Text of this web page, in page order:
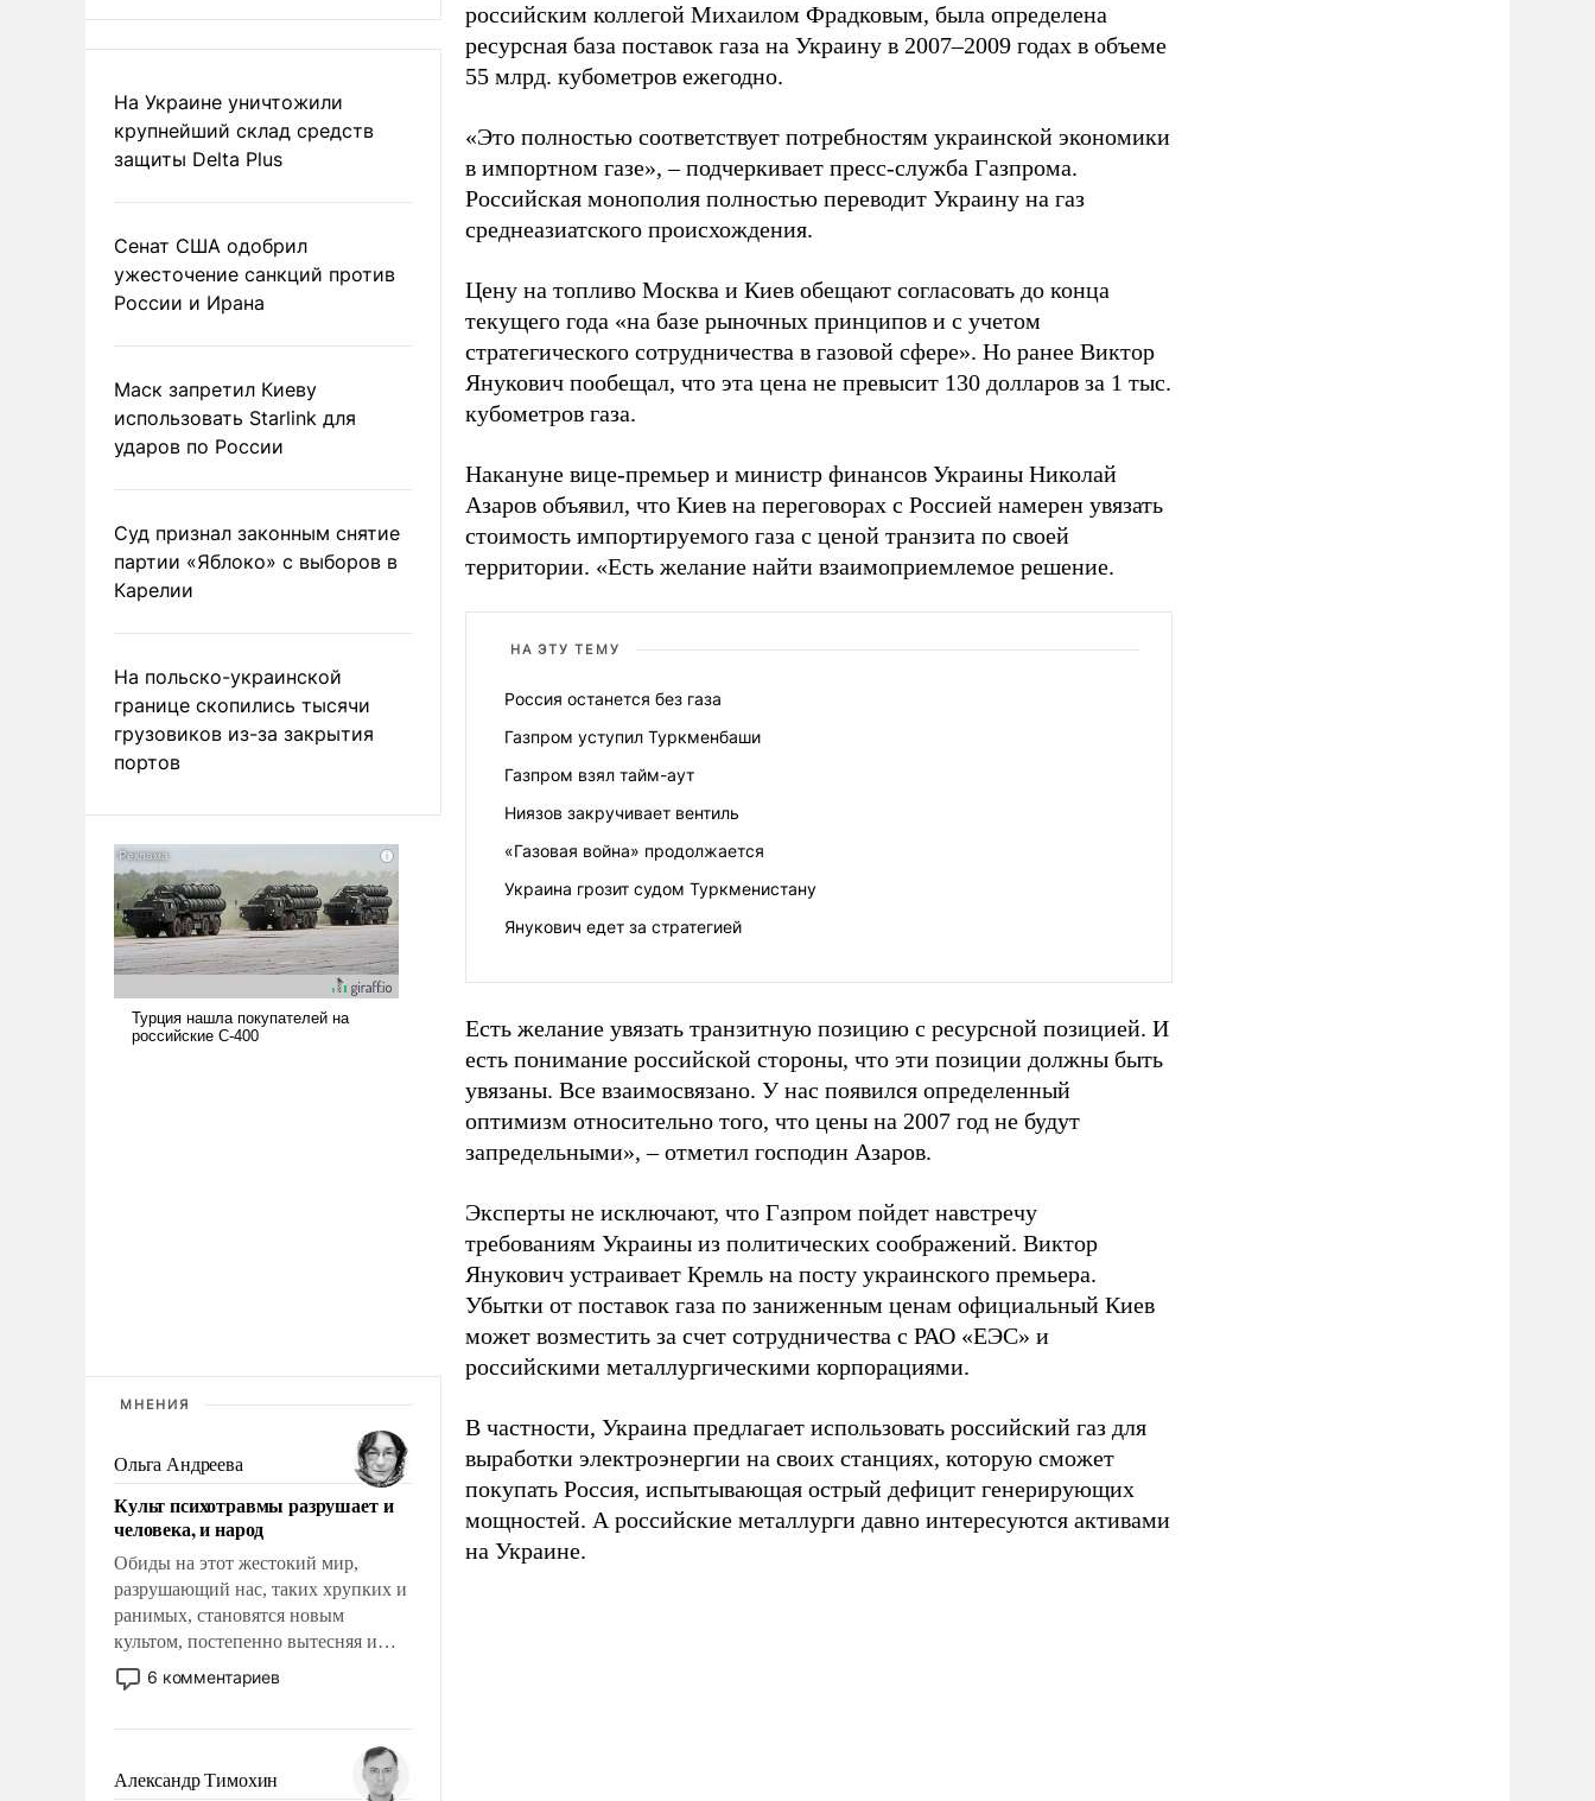
На Украине уничтожили
крупнейший склад средств
защиты Delta Plus
Сенат США одобрил
ужесточение санкций против
России и Ирана
Маск запретил Киеву
использовать Starlink для
ударов по России
Суд признал законным снятие
партии «Яблоко» с выборов в
Карелии
На польско-украинской
границе скопились тысячи
грузовиков из-за закрытия
портов
МНЕНИЯ
Ольга Андреева
Культ психотравмы разрушает и
человека, и народ
Обиды на этот жестокий мир,
разрушающий нас, таких хрупких и
ранимых, становятся новым
культом, постепенно вытесняя и
отменяя традиционное требование к
человеку – быть мужественным и
на себя ответственность, помогать
слабым, идти вперед и
6 комментариев
Александр Тимохин
российским коллегой Михаилом Фрадковым, была определена
ресурсная база поставок газа на Украину в 2007–2009 годах в объеме
55 млрд. кубометров ежегодно.
«Это полностью соответствует потребностям украинской экономики
в импортном газе», – подчеркивает пресс-служба Газпрома.
Российская монополия полностью переводит Украину на газ
среднеазиатского происхождения.
Цену на топливо Москва и Киев обещают согласовать до конца
текущего года «на базе рыночных принципов и с учетом
стратегического сотрудничества в газовой сфере». Но ранее Виктор
Янукович пообещал, что эта цена не превысит 130 долларов за 1 тыс.
кубометров газа.
Накануне вице-премьер и министр финансов Украины Николай
Азаров объявил, что Киев на переговорах с Россией намерен увязать
стоимость импортируемого газа с ценой транзита по своей
территории. «Есть желание найти взаимоприемлемое решение.
НА ЭТУ ТЕМУ
Россия останется без газа
Газпром уступил Туркменбаши
Газпром взял тайм-аут
Ниязов закручивает вентиль
«Газовая война» продолжается
Украина грозит судом Туркменистану
Янукович едет за стратегией
Есть желание увязать транзитную позицию с ресурсной позицией. И
есть понимание российской стороны, что эти позиции должны быть
увязаны. Все взаимосвязано. У нас появился определенный
оптимизм относительно того, что цены на 2007 год не будут
запредельными», – отметил господин Азаров.
Эксперты не исключают, что Газпром пойдет навстречу
требованиям Украины из политических соображений. Виктор
Янукович устраивает Кремль на посту украинского премьера.
Убытки от поставок газа по заниженным ценам официальный Киев
может возместить за счет сотрудничества с РАО «ЕЭС» и
российскими металлургическими корпорациями.
В частности, Украина предлагает использовать российский газ для
выработки электроэнергии на своих станциях, которую сможет
покупать Россия, испытывающая острый дефицит генерирующих
мощностей. А российские металлурги давно интересуются активами
на Украине.